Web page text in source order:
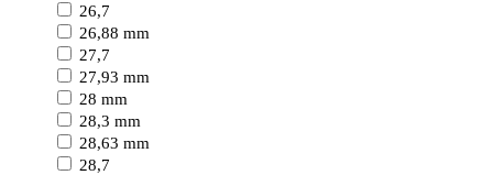
26,7
26,88 mm
27,7
27,93 mm
28 mm
28,3 mm
28,63 mm
28,7